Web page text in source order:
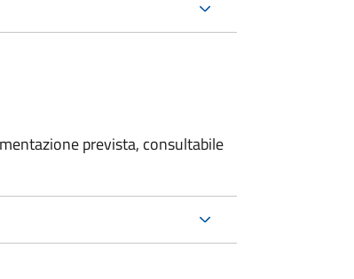
prevista, consultabile